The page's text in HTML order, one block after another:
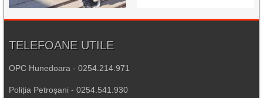
TELEFOANE UTILE
OPC Hunedoara - 0254.214.971
Poliția Petroșani - 0254.541.930